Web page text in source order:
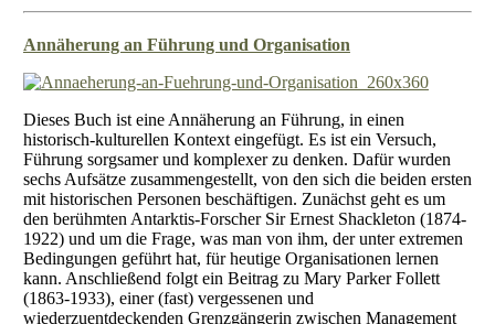
Annäherung an Führung und Organisation
Dieses Buch ist eine Annäherung an Führung, in einen
historisch-kulturellen Kontext eingefügt. Es ist ein Versuch,
Führung sorgsamer und komplexer zu denken. Dafür wurden
sechs Aufsätze zusammengestellt, von den sich die beiden ersten
mit historischen Personen beschäftigen. Zunächst geht es um
den berühmten Antarktis-Forscher Sir Ernest Shackleton (1874-
1922) und um die Frage, was man von ihm, der unter extremen
Bedingungen geführt hat, für heutige Organisationen lernen
kann. Anschließend folgt ein Beitrag zu Mary Parker Follett
(1863-1933), einer (fast) vergessenen und
wiederzuentdeckenden Grenzgängerin zwischen Management